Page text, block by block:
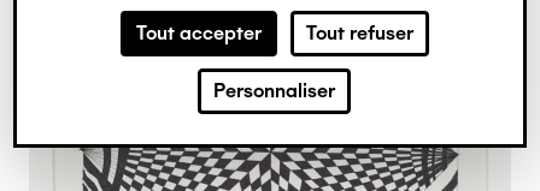
Tout accepter Tout refuser
Personnaliser